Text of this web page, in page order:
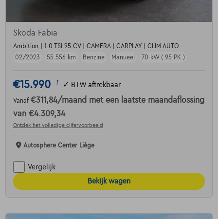
Skoda Fabia
Ambition | 1.0 TSI 95 CV | CAMERA | CARPLAY | CLIM AUTO
02/2023
55.556 km Benzine Manueel 70 kW ( 95 PK )
€15.990 1 ✓ BTW aftrekbaar
Vanaf €311,84/maand met een laatste maandaflossing
van €4.309,34
Ontdek het volledige cijfervoorbeeld
Autosphere Center Liège
Vergelijk
Bekijk wagen